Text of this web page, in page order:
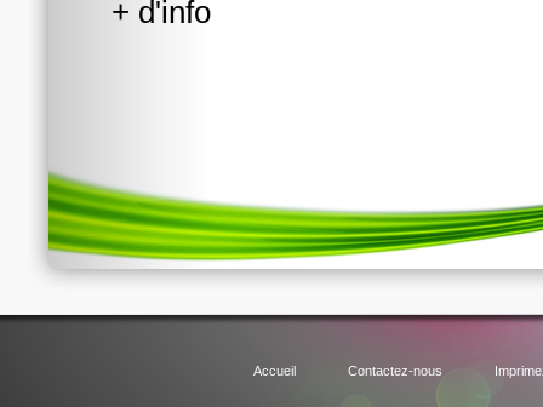
+ d'info
Accueil Contactez-nous